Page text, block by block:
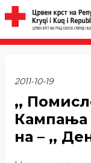
2011-10-19
,,
Кампања
на – ,,